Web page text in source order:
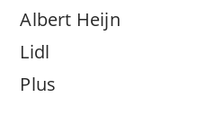
Albert Heijn
Lidl
Plus